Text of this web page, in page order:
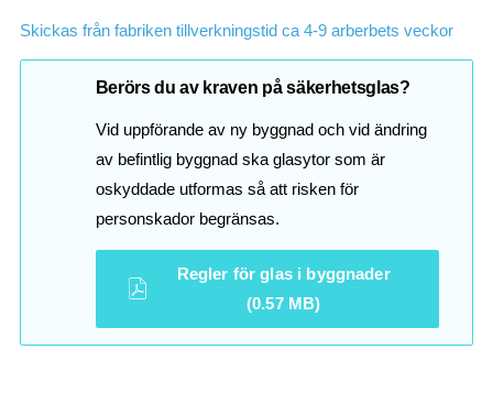
Skickas från fabriken tillverkningstid ca 4-9 arberbets veckor
Berörs du av kraven på säkerhetsglas?
Vid uppförande av ny byggnad och vid ändring
av befintlig byggnad ska glasytor som är
oskyddade utformas så att risken för
personskador begränsas.
Regler för glas i byggnader
(0.57 MB)